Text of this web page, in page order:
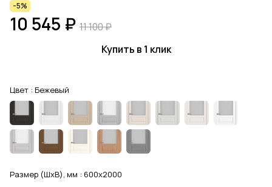
-5%
10 545 ₽ 11 100 ₽
Купить в 1 клик
Цвет : Бежевый
Размер (ШхВ), мм : 600x2000